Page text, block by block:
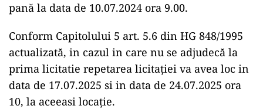
pană la data de 10.07.2024 ora 9.00.
Conform Capitolului 5 art. 5.6 din HG 848/1995
actualizată, in cazul in care nu se adjudecă la
prima licitatie repetarea licitaţiei va avea loc in
data de 17.07.2025 si in data de 24.07.2025 ora
10, la aceeasi locaţie.